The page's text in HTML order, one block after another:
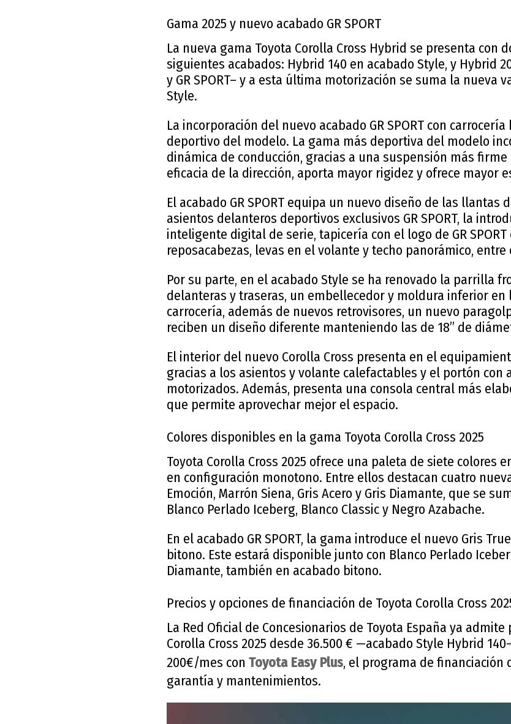
Gama 2025 y nuevo acabado GR SPORT
La nueva gama Toyota Corolla Cross Hybrid se presenta con
siguientes acabados: Hybrid 140 en acabado Style, y Hybrid
y GR SPORT– y a esta última motorización se suma la nueva
Style.
La incorporación del nuevo acabado GR SPORT con
deportivo del modelo. La gama más deportiva del modelo
dinámica de conducción, gracias a una suspensión más
eficacia de la dirección, aporta mayor rigidez y ofrece mayor
El acabado GR SPORT equipa un nuevo diseño de las llantas
asientos delanteros deportivos exclusivos GR SPORT, la
inteligente digital de serie, tapicería con el logo de GR
reposacabezas, levas en el volante y techo panorámico,
Por su parte, en el acabado Style se ha renovado la parrilla
delanteras y traseras, un embellecedor y moldura inferior
carrocería, además de nuevos retrovisores, un nuevo
reciben un diseño diferente manteniendo las de 18” de
El interior del nuevo Corolla Cross presenta en el
gracias a los asientos y volante calefactables y el portón con
motorizados. Además, presenta una consola central más
que permite aprovechar mejor el espacio.
Colores disponibles en la gama Toyota Corolla Cross 2025
Toyota Corolla Cross 2025 ofrece una paleta de siete colores
en configuración monotono. Entre ellos destacan cuatro
Emoción, Marrón Siena, Gris Acero y Gris Diamante, que se
Blanco Perlado Iceberg, Blanco Classic y Negro Azabache.
En el acabado GR SPORT, la gama introduce el nuevo Gris
bitono. Este estará disponible junto con Blanco Perlado
Diamante, también en acabado bitono.
Precios y opciones de financiación de Toyota Corolla Cross
La Red Oficial de Concesionarios de Toyota España ya
Corolla Cross 2025 desde 36.500 € —acabado Style Hybrid
200€/mes con Toyota Easy Plus, el programa de financiación
garantía y mantenimientos.